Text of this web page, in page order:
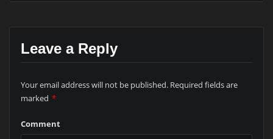
Leave a Reply
Your email address will not be published. Required fields are
marked *
Comment